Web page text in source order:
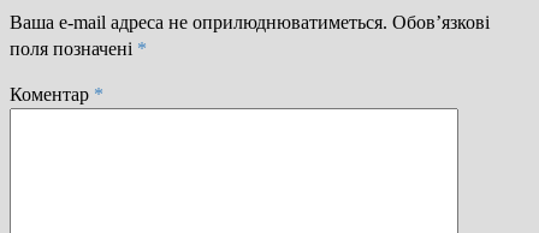
Ваша e-mail адреса не оприлюднюватиметься. Обов’язкові
поля позначені *
Коментар *